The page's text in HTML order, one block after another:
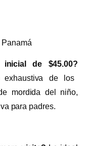
de $45.00?
exhaustiva de los
mordida del niño,
para padres.